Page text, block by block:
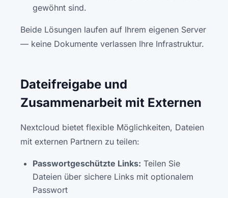
gewöhnt sind.
Beide Lösungen laufen auf Ihrem eigenen Server
— keine Dokumente verlassen Ihre Infrastruktur.
Dateifreigabe und
Zusammenarbeit mit Externen
Nextcloud bietet flexible Möglichkeiten, Dateien
mit externen Partnern zu teilen:
Passwortgeschützte Links: Teilen Sie
Dateien über sichere Links mit optionalem
Passwort